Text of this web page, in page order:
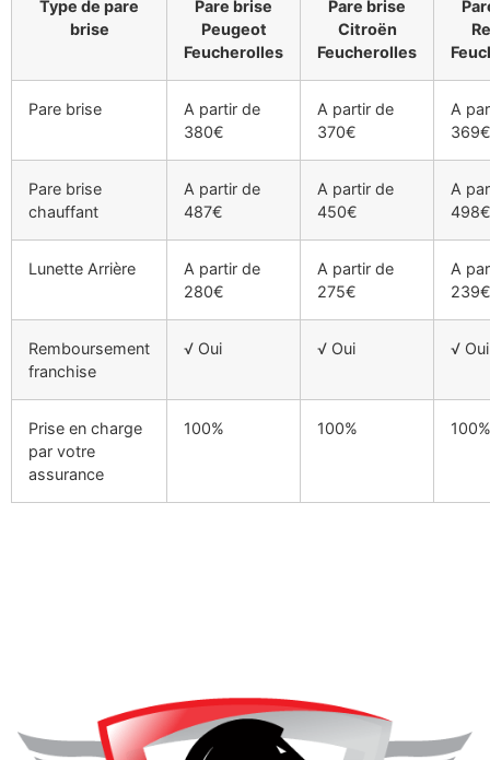
Type de pare
brise
Pare brise
Peugeot
Feucherolles
Pare brise
Citroën
Feucherolles
Pare brise
A partir de
380€
A partir de
370€
A
369€
Pare brise
chauffant
A partir de
487€
A partir de
450€
A
498€
Lunette Arrière
A partir de
280€
A partir de
275€
A
239€
Remboursement
franchise
√ Oui √ Oui √ Oui
Prise en charge
par votre
assurance
100% 100% 100%